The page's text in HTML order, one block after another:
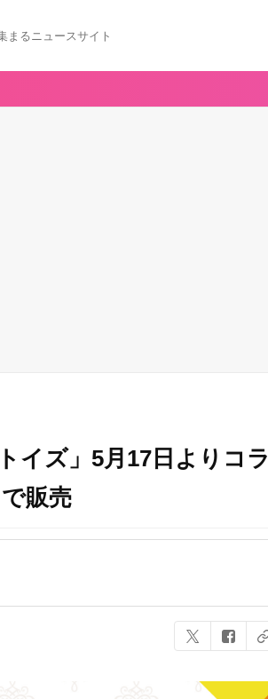
まるニュースサイト
イズ」5月17日よりコラ
販売